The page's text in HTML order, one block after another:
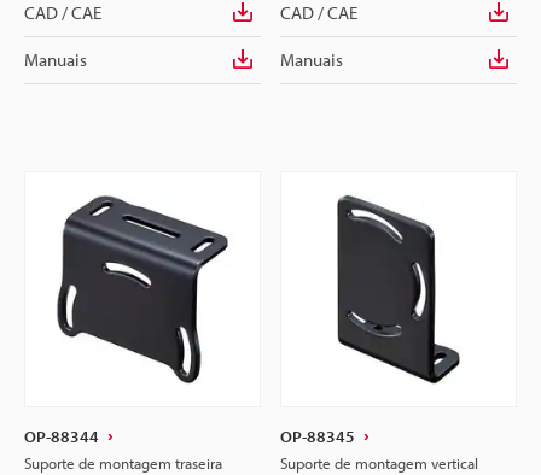
CAD / CAE
Manuais
CAD / CAE
Manuais
OP-88344
Suporte de montagem traseira
OP-88345
Suporte de montagem vertical